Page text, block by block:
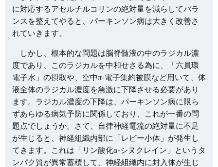
に対応するアセルチルコリンの絶対量を減らしてバラ
ンスを整えてやると、パーキンソン病は大きく改善さ
れていきます。
しかし、根本的な問題は脳脊髄液の中のラジカル濃
度であり、このラジカルを中和せさる為に、「六員環
電子水」の摂取や、空中π-電子集約被膜など用いて、体
液全体のラジカル濃度を急激に下降させる必要があり
ます。ラジカル濃度の下降は、パーキンソン病に限ら
ずあらゆる病気予防に関係しており、これが一番の問
題点でしょうか。さて、自律神経電流の絶対量に不足
が生じると、神経組織内部に「レビー小体」が発生し
てきます。これは「リン酸化α-シヌクレイン」というタ
ンパク質が異常蓄積して、神経組織内に封入体が生じ